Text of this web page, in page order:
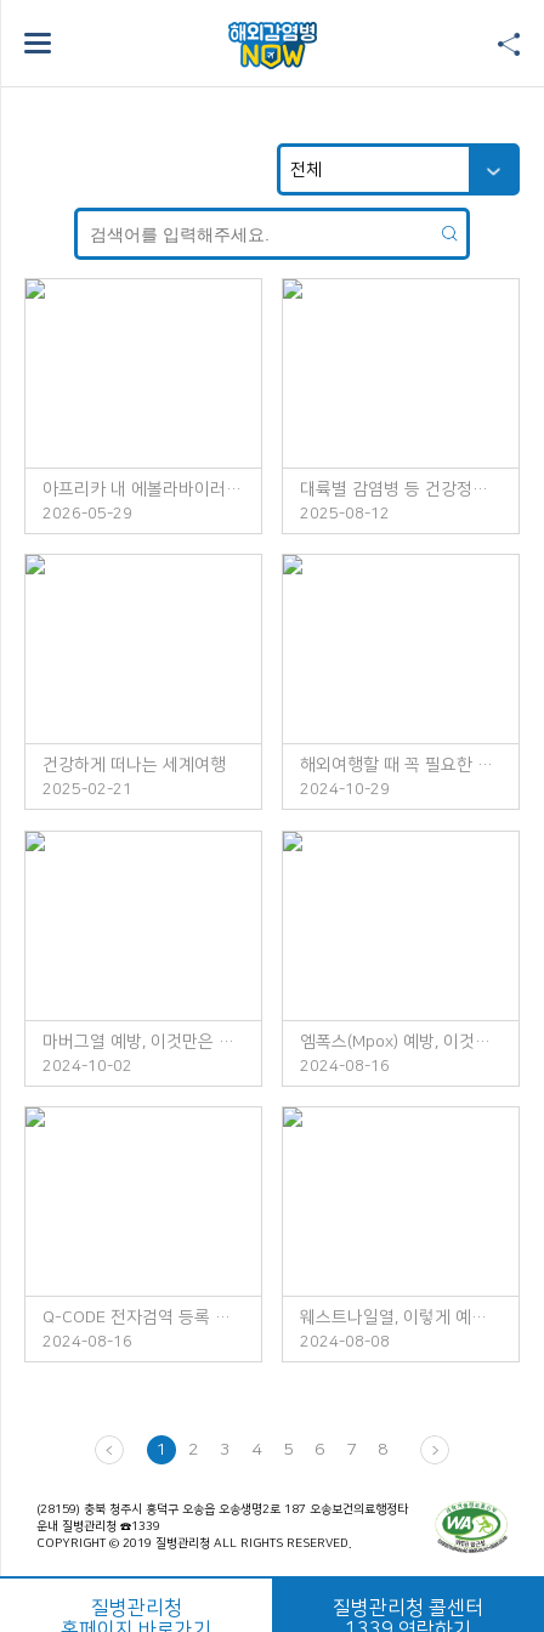
아프리카 내 에볼라바이러스병 발생 주의!
2026-05-29
대륙별 감염병 등 건강정보 소책자 발간 안내
2025-08-12
건강하게 떠나는 세계여행
2025-02-21
해외여행할 때 꼭 필요한 체크리스트
2024-10-29
마버그열 예방, 이것만은 꼭 지켜주세요!
2024-10-02
엠폭스(Mpox) 예방, 이것만은 꼭 지켜주세요!
2024-08-16
Q-CODE 전자검역 등록 안내
2024-08-16
웨스트나일열, 이렇게 예방하세요!
2024-08-08
1 2 3 4 5 6 7 8
(28159) 충북 청주시 흥덕구 오송읍 오송생명2로 187 오송보건의료행정타
운내 질병관리청 ☎1339
COPYRIGHT © 2019 질병관리청 ALL RIGHTS RESERVED.
질병관리청
질병관리청 콜센터